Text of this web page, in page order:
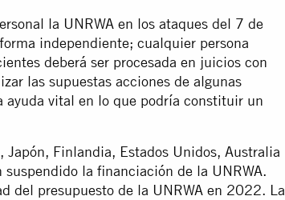
la UNRWA en los ataques del 7 de
independiente; cualquier persona
deberá ser procesada en juicios con
las supuestas acciones de algunas
ayuda vital en lo que podría constituir un
Finlandia, Estados Unidos, Australia
suspendido la financiación de la UNRWA.
del presupuesto de la UNRWA en 2022. La